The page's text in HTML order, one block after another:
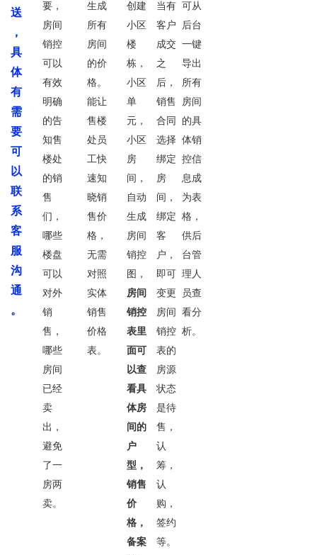
送
，
具
体
有
需
要
可
以
联
系
客
服
沟
通
。
要，
房间
销控
可以
有效
明确
的告
知售
楼处
的销
售
们，
哪些
楼盘
可以
对外
销
售，
哪些
房间
已经
卖
出，
避免
了一
房两
卖。
生成
所有
房间
的价
格。
能让
售楼
处员
工快
速知
晓销
售价
格，
无需
对照
实体
销售
价格
表。
创建
小区
楼
栋，
小区
单
元，
小区
房
间，
自动
生成
房间
销控
图，
房间
销控
表里
面可
以查
看具
体房
间的
户
型，
销售
价
格，
备案
当有
客户
成交
之
后，
销售
合同
选择
绑定
房
间，
绑定
客
户，
即可
变更
房间
销控
表的
房源
状态
是待
售，
认
筹，
认
购，
签约
等。
可从
后台
一键
导出
所有
房间
的具
体销
控信
息成
为表
格，
供后
台管
理人
员查
看分
析。